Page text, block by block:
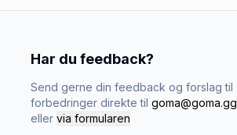
Har du feedback?
Send gerne din feedback og forslag til
forbedringer direkte til goma@goma.gg
eller via formularen